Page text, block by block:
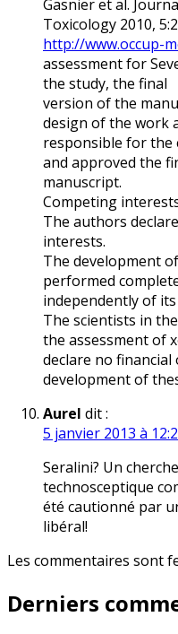
Gasnier et al.
Toxicology 2010,
http://www.occup-
assessment for
the study, the final
version of the
design of the work
responsible for the
and approved the
manuscript.
Competing
The authors
interests.
The development
performed
independently of
The scientists in
the assessment of
declare no
development of
Aurel dit :
5 janvier 2013 à
Seralini? Un
technosceptique
été cautionné par
libéral!
Les commentaires sont
Derniers